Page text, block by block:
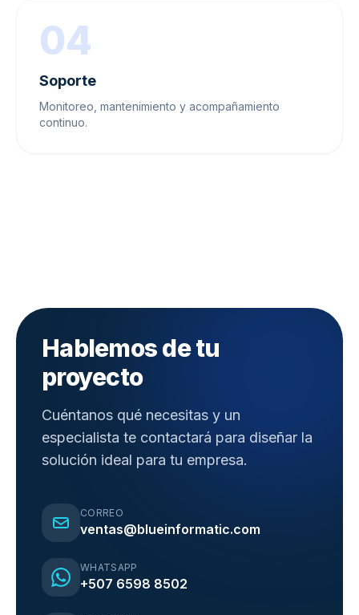
04
Soporte
Monitoreo, mantenimiento y acompañamiento
continuo.
Hablemos de tu
proyecto
Cuéntanos qué necesitas y un
especialista te contactará para diseñar la
solución ideal para tu empresa.
CORREO
ventas@blueinformatic.com
WHATSAPP
+507 6598 8502